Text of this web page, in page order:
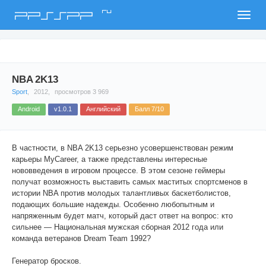
PPSSPP ru
NBA 2K13
Sport 2012, просмотров 3 969
Android v1.0.1 Английский Балл 7/10
В частности, в NBA 2K13 серьезно усовершенствован режим
карьеры MyCareer, а также представлены интересные
нововведения в игровом процессе. В этом сезоне геймеры
получат возможность выставить самых маститых спортсменов в
истории NBA против молодых талантливых баскетболистов,
подающих большие надежды. Особенно любопытным и
напряженным будет матч, который даст ответ на вопрос: кто
сильнее — Национальная мужская сборная 2012 года или
команда ветеранов Dream Team 1992?
Генератор бросков.